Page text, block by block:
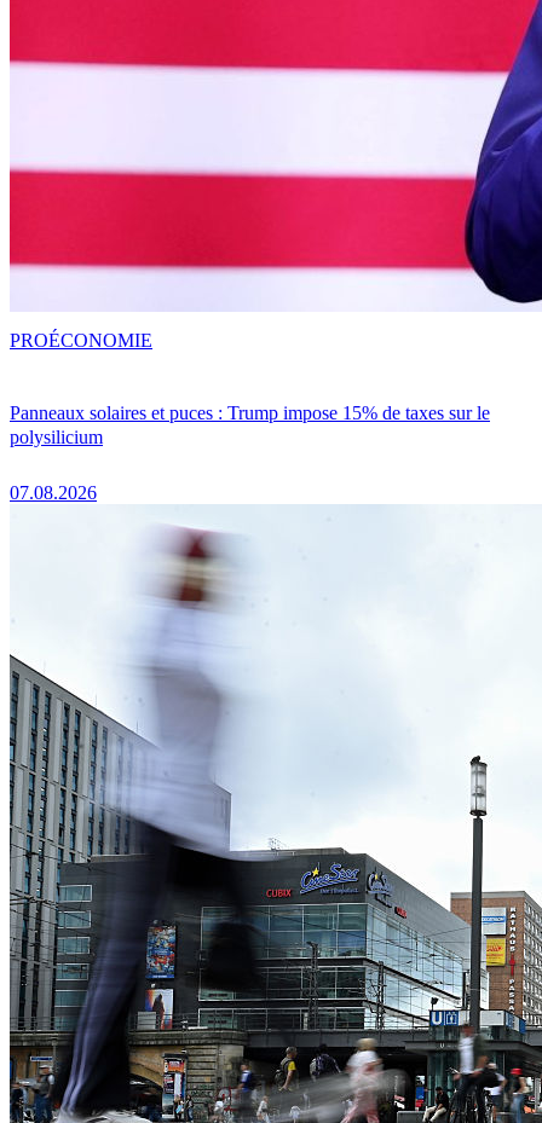
Panneaux solaires et puces : Trump impose 15% de taxes sur le
polysilicium
07.08.2026
PROÉCONOMIE